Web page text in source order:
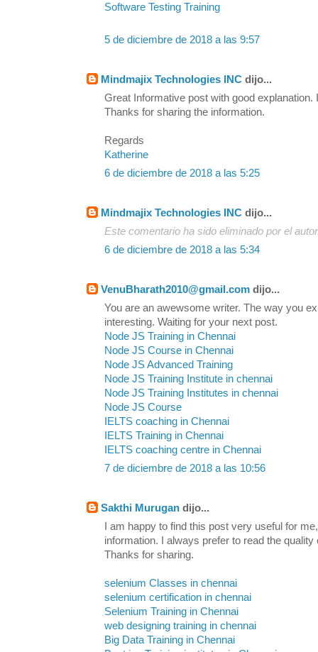
Software Testing Training
5 de diciembre de 2018 a las 9:57
Mindmajix Technologies INC dijo...
Great Informative post with good explanation.
Thanks for sharing the information.
Regards
Katherine
6 de diciembre de 2018 a las 5:25
Mindmajix Technologies INC dijo...
Este comentario ha sido eliminado por el
6 de diciembre de 2018 a las 5:34
VenuBharath2010@gmail.com dijo...
You are an awewsome writer. The way you
interesting. Waiting for your next post.
Node JS Training in Chennai
Node JS Course in Chennai
Node JS Advanced Training
Node JS Training Institute in chennai
Node JS Training Institutes in chennai
Node JS Course
IELTS coaching in Chennai
IELTS Training in Chennai
IELTS coaching centre in Chennai
7 de diciembre de 2018 a las 10:56
Sakthi Murugan dijo...
I am happy to find this post very useful for
information. I always prefer to read the
Thanks for sharing.
selenium Classes in chennai
selenium certification in chennai
Selenium Training in Chennai
web designing training in chennai
Big Data Training in Chennai